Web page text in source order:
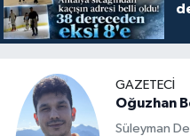
GAZETECİ
Oğuzhan
Süleyman